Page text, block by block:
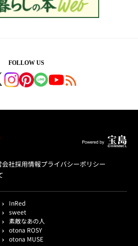
FOLLOW US
会社採用情報プライバシーポリシー
InRed
sweet
素敵なあの人
otona ROSY
otona MUSE